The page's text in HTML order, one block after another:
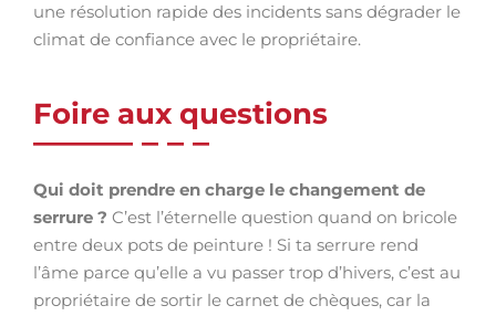
une résolution rapide des incidents sans dégrader le
climat de confiance avec le propriétaire.
Foire aux questions
Qui doit prendre en charge le changement de
serrure ? C’est l’éternelle question quand on bricole
entre deux pots de peinture ! Si ta serrure rend
l’âme parce qu’elle a vu passer trop d’hivers, c’est au
propriétaire de sortir le carnet de chèques, car la